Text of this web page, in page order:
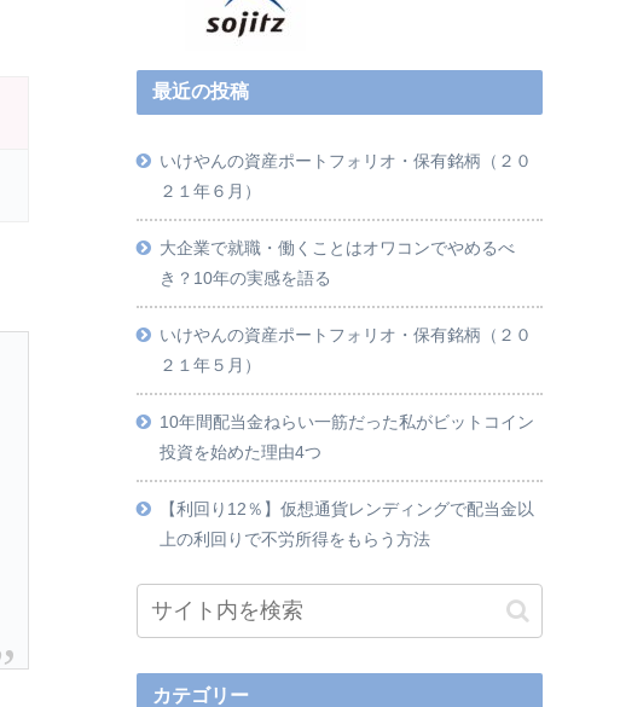
最近の投稿
いけやんの資産ポートフォリオ・保有銘柄（２０
２１年６月）
大企業で就職・働くことはオワコンでやめるべ
き？10年の実感を語る
いけやんの資産ポートフォリオ・保有銘柄（２０
２１年５月）
10年間配当金ねらい一筋だった私がビットコイン
投資を始めた理由4つ
【利回り12％】仮想通貨レンディングで配当金以
上の利回りで不労所得をもらう方法
カテゴリー